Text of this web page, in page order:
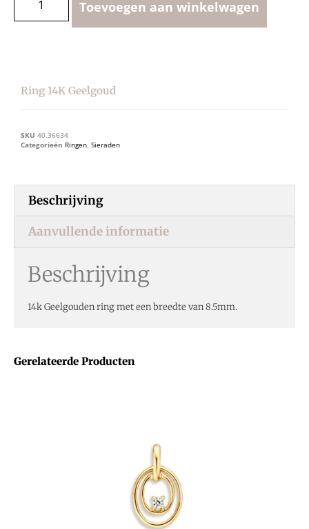
Toevoegen aan winkelwagen
Gerelateerde Producten
Ring 14K Geelgoud
SKU 40.36634
Categorieën Ringen, Sieraden
Beschrijving
Aanvullende informatie
Beschrijving
14k Geelgouden ring met een breedte van 8.5mm.